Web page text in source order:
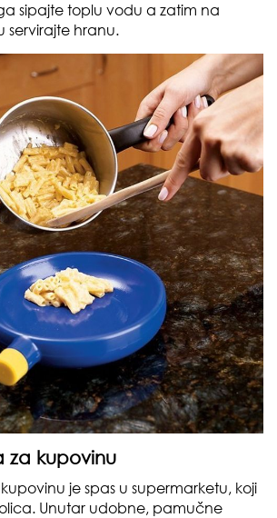
sipajte toplu vodu a zatim na
servirajte hranu.
za kupovinu
je spas u supermarketu, koji
Unutar udobne, pamučne